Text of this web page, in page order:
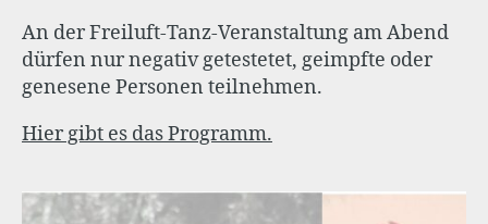
An der Freiluft-Tanz-Veranstaltung am Abend
dürfen nur negativ getestetet, geimpfte oder
genesene Personen teilnehmen.
Hier gibt es das Programm.